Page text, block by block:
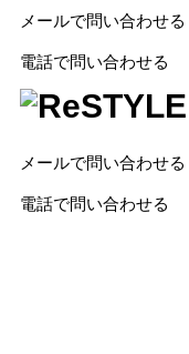
メールで問い合わせる
電話で問い合わせる
ReSTYLE
メールで問い合わせる
電話で問い合わせる